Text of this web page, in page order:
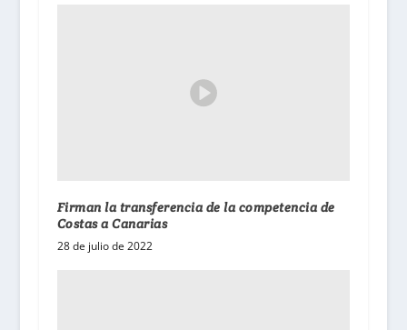
Firman la transferencia de la competencia de
Costas a Canarias
28 de julio de 2022